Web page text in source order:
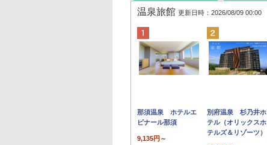
温泉旅館 更新日時：2026/08/09 00:00
那須温泉 ホテルエ
ピナール那須
9,135円～
別府温泉 杉乃井ホ
テル（オリックスホ
テルズ＆リゾーツ）